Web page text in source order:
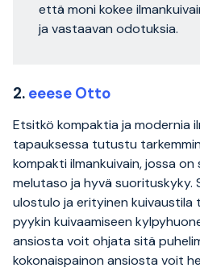
että moni kokee
ja vastaavan odotuksia.
2. eeese Otto
Etsitkö kompaktia ja modernia
tapauksessa tutustu
kompakti ilmankuivain, jossa on
melutaso ja hyvä suorituskyky.
ulostulo ja erityinen kuivaustila
pyykin kuivaamiseen
ansiosta voit ohjata sitä
kokonaispainon ansiosta voit